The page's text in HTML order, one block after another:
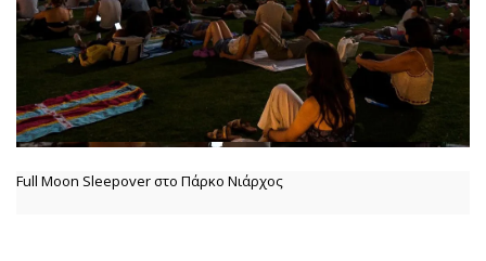
Full Moon Sleepover στο Πάρκο Νιάρχος